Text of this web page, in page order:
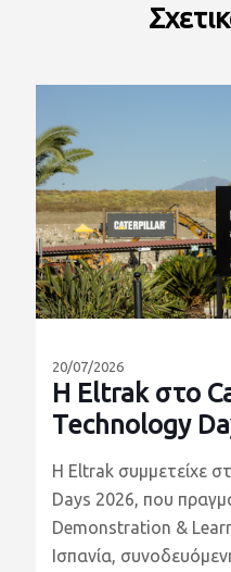
20/07/2026
Η Eltrak στο
Technology
Η Eltrak συμμετείχε
Days 2026, που
Demonstration &
Ισπανία,